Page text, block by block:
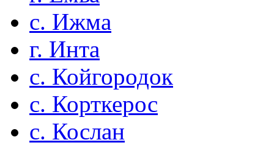
с. Ижма
г. Инта
с. Койгородок
с. Корткерос
с. Кослан